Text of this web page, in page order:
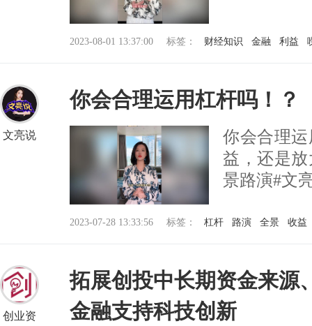
2023-08-01 13:37:00 标签： 财经知识 金融 利益
文亮说
你会合理运用杠杆吗！？
你会合理
益，还是
景路演#文
2023-07-28 13:33:56 标签： 杠杆 路演 全景 收益
创业资
拓展创投中长期资金来源
金融支持科技创新